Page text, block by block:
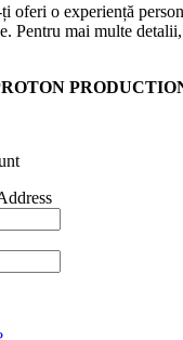
oferi o experiență
Pentru mai multe